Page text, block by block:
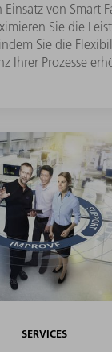
Einsatz von Smart
Sie die
Sie die
Ihrer Prozesse
SERVICES